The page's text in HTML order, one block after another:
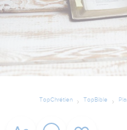
TopChrétien TopBible